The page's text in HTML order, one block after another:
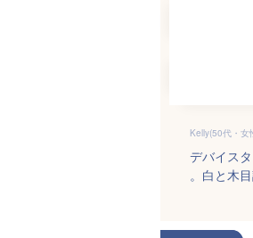
Kelly(50代・女
デバイス
。白と木